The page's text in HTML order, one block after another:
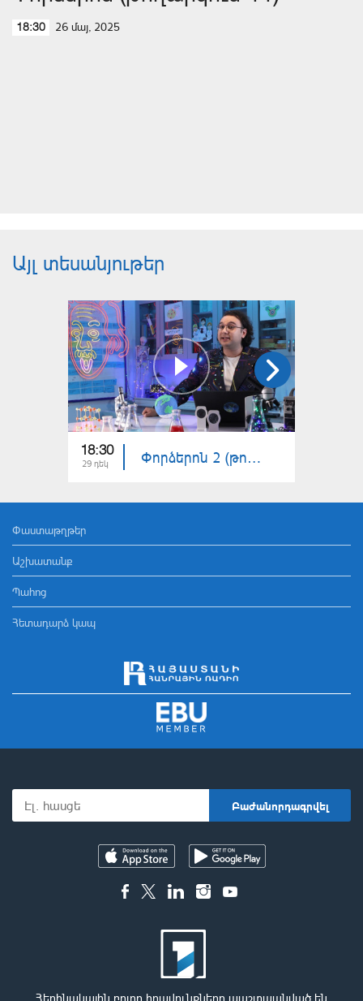
18:30 26 մայ, 2025
Այլ տեսանյութեր
18:30
29 դեկ Փորձերոն 2 (թողարկում 14)
Փաստաթղթեր
Աշխատանք
Պահոց
Հետադարձ կապ
Հեղինակային բոլոր իրավունքները պաշտպանված են